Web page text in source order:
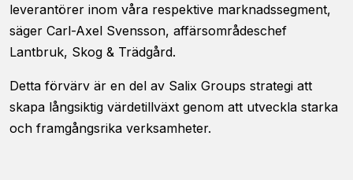
leverantörer inom våra respektive marknadssegment,
säger Carl-Axel Svensson, affärsområdeschef
Lantbruk, Skog & Trädgård.
Detta förvärv är en del av Salix Groups strategi att
skapa långsiktig värdetillväxt genom att utveckla starka
och framgångsrika verksamheter.
möjligt
under ditt
besök. Om
kommer
viss
att försvinna